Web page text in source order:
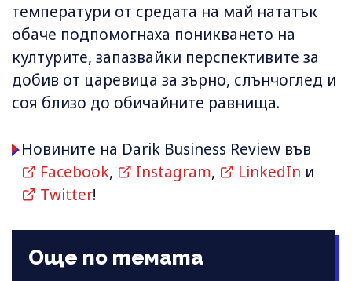
температури от средата на май нататък
обаче подпомогнаха поникването на
културите, запазвайки перспективите за
добив от царевица за зърно, слънчоглед и
соя близо до обичайните равнища.
Новините на Darik Business Review във
Facebook, Instagram, LinkedIn и
Twitter!
Още по темата